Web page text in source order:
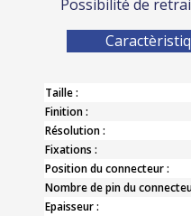
Possibilité de
Taille :
Finition :
Résolution :
Fixations :
Position du connecteur :
Nombre de pin du
Epaisseur :